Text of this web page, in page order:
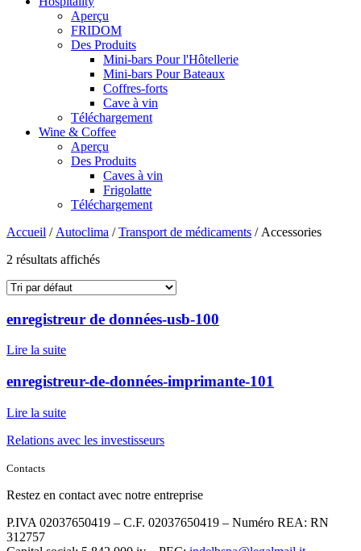
Aperçu
FRIDOM
Des Produits
Mini-bars Pour l'Hôtellerie
Mini-bars Pour Bateaux
Coffres-forts
Cave à vin
Téléchargement
Wine & Coffee
Aperçu
Des Produits
Caves à vin
Frigolatte
Téléchargement
Accueil / Autoclima /Transport de médicaments / Accessories
2 résultats affichés
enregistreur de données-usb-100
Lire la suite
enregistreur-de-données-imprimante-101
Lire la suite
Relations avec les investisseurs
Contacts
Restez en contact avec notre entreprise
P.IVA 02037650419 – C.F. 02037650419 – Numéro REA: RN
312757